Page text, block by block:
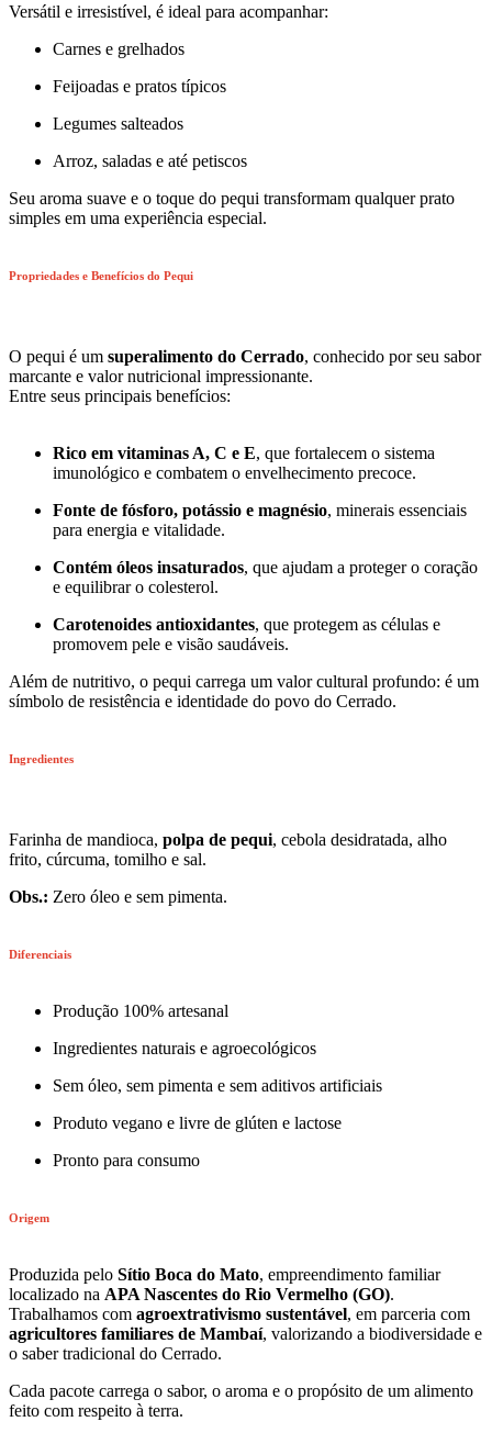
Versátil e irresistível, é ideal para acompanhar:
Carnes e grelhados
Feijoadas e pratos típicos
Legumes salteados
Arroz, saladas e até petiscos
Seu aroma suave e o toque do pequi transformam qualquer prato
simples em uma experiência especial.
Propriedades e Benefícios do Pequi
O pequi é um superalimento do Cerrado, conhecido por seu sabor
marcante e valor nutricional impressionante.
Entre seus principais benefícios:
Rico em vitaminas A, C e E, que fortalecem o sistema
imunológico e combatem o envelhecimento precoce.
Fonte de fósforo, potássio e magnésio, minerais essenciais
para energia e vitalidade.
Contém óleos insaturados, que ajudam a proteger o coração
e equilibrar o colesterol.
Carotenoides antioxidantes, que protegem as células e
promovem pele e visão saudáveis.
Além de nutritivo, o pequi carrega um valor cultural profundo: é um
símbolo de resistência e identidade do povo do Cerrado.
Ingredientes
Farinha de mandioca, polpa de pequi, cebola desidratada, alho
frito, cúrcuma, tomilho e sal.
Obs.: Zero óleo e sem pimenta.
Diferenciais
Produção 100% artesanal
Ingredientes naturais e agroecológicos
Sem óleo, sem pimenta e sem aditivos artificiais
Produto vegano e livre de glúten e lactose
Pronto para consumo
Origem
Produzida pelo Sítio Boca do Mato, empreendimento familiar
localizado na APA Nascentes do Rio Vermelho (GO).
Trabalhamos com agroextrativismo sustentável, em parceria com
agricultores familiares de Mambaí, valorizando a biodiversidade e
o saber tradicional do Cerrado.
Cada pacote carrega o sabor, o aroma e o propósito de um alimento
feito com respeito à terra.